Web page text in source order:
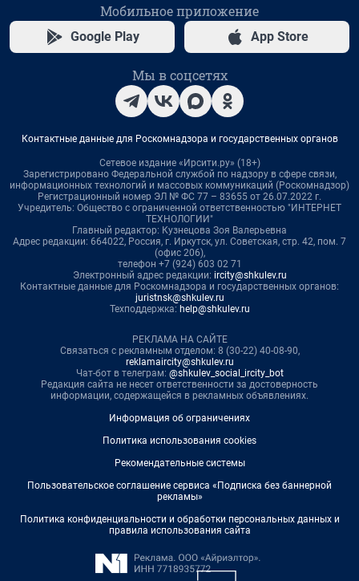
Мобильное приложение
Google Play App Store
Мы в соцсетях
Контактные данные для Роскомнадзора и государственных органов
Сетевое издание «Ирсити.ру» (18+)
Зарегистрировано Федеральной службой по надзору в сфере связи,
информационных технологий и массовых коммуникаций (Роскомнадзор)
Регистрационный номер ЭЛ № ФС 77 – 83655 от 26.07.2022 г.
Учредитель: Общество с ограниченной ответственностью "ИНТЕРНЕТ
ТЕХНОЛОГИИ"
Главный редактор: Кузнецова Зоя Валерьевна
Адрес редакции: 664022, Россия, г. Иркутск, ул. Советская, стр. 42, пом. 7
(офис 206),
телефон +7 (924) 603 02 71
Электронный адрес редакции: ircity@shkulev.ru
Контактные данные для Роскомнадзора и государственных органов:
juristnsk@shkulev.ru
Техподдержка: help@shkulev.ru
РЕКЛАМА НА САЙТЕ
Связаться с рекламным отделом: 8 (30-22) 40-08-90,
reklamaircity@shkulev.ru
Чат-бот в телеграм: @shkulev_social_ircity_bot
Редакция сайта не несет ответственности за достоверность
информации, содержащейся в рекламных объявлениях.
Информация об ограничениях
Политика использования cookies
Рекомендательные системы
Пользовательское соглашение сервиса «Подписка без баннерной
рекламы»
Политика конфиденциальности и обработки персональных данных и
правила использования сайта